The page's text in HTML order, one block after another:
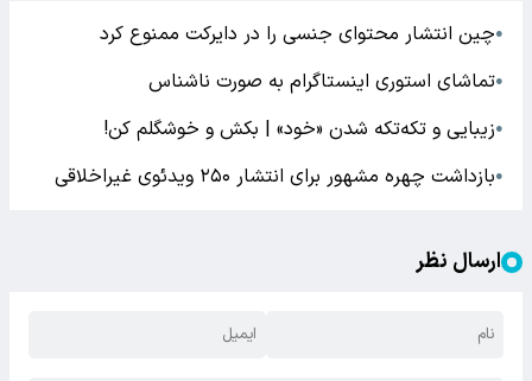
●چین انتشار محتوای جنسی را در دایرکت ممنوع کرد
●تماشای استوری اینستاگرام به صورت ناشناس
●زیبایی و تکه‌تکه شدن «خود» | بکش و خوشگلم کن!
●بازداشت چهره مشهور برای انتشار ۲۵۰ ویدئوی غیراخلاقی
ارسال نظر